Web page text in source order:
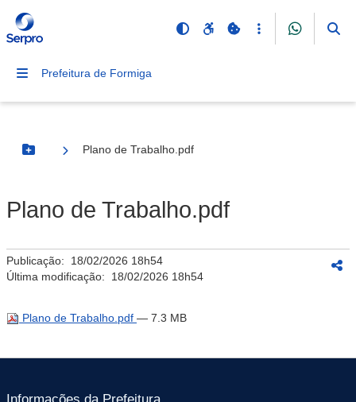
Prefeitura de Formiga
Botão Menu
Plano de Trabalho.pdf
Plano de Trabalho.pdf
Publicação: 18/02/2026 18h54
Última modificação: 18/02/2026 18h54
Plano de Trabalho.pdf — 7.3 MB